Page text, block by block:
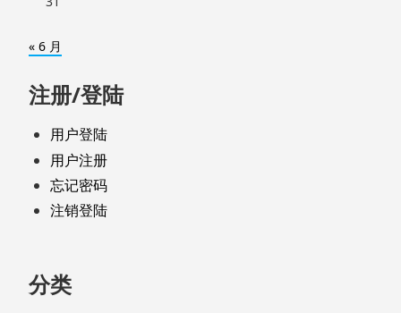
« 6 月
注册/登陆
用户登陆
用户注册
忘记密码
注销登陆
分类